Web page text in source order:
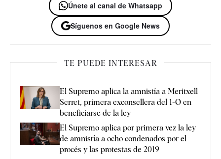
Únete al canal de Whatsapp
Síguenos en Google News
TE PUEDE INTERESAR
El Supremo aplica la amnistía a Meritxell
Serret, primera exconsellera del 1-O en
beneficiarse de la ley
El Supremo aplica por primera vez la ley
de amnistía a ocho condenados por el
procés y las protestas de 2019